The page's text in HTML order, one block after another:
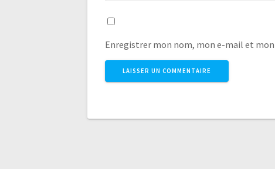
Enregistrer mon nom, mon e-mail et